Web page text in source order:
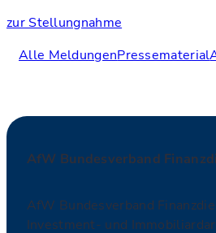
zur Stellungnahme
Alle MeldungenPressematerial
AfW Bundesverband
AfW Bundesverband
Investment- und